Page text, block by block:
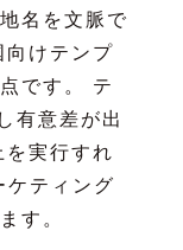
名を文脈で
向けテンプ
です。 テ
有意差が出
実行すれ
ケティング
す。